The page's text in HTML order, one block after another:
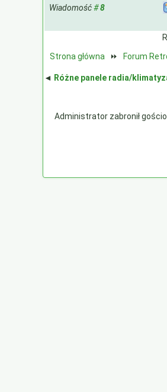
Wiadomość#8
Strona główna
⏩ Forum
◄ Różne panele radia/
Administrator zabronił